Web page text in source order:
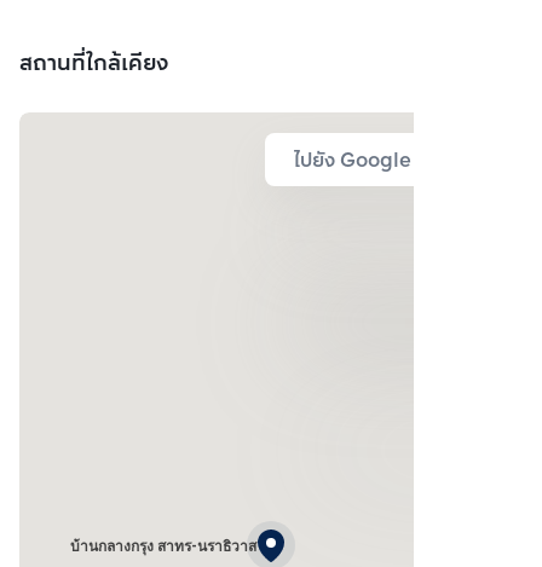
สถานที่ใกล้เคียง
ไปยัง Google Map
บ้านกลางกรุง สาทร-นราธิวาส